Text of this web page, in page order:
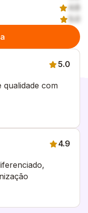
4.8
5.0
qualidade com
4.9